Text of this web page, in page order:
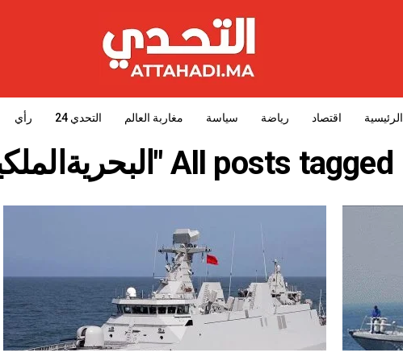
الرئيسية اقتصاد رياضة سياسة مغاربة العالم التحدي 24 رأي
All posts tagged "البحريةالملكية"